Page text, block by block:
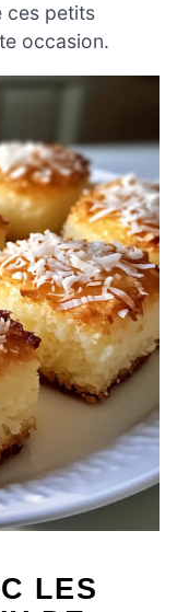
ces petits
occasion.
LES